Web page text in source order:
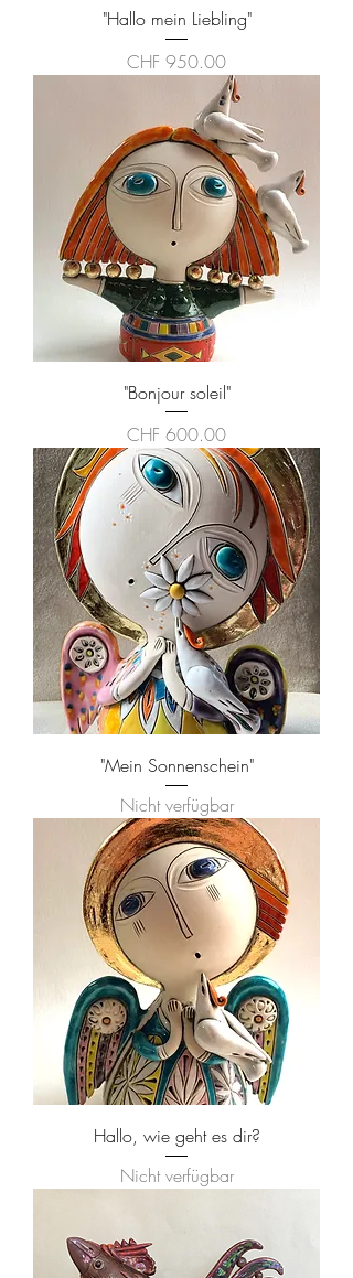
"Hallo mein Liebling"
Preis
CHF 950.00
"Bonjour soleil"
Preis
CHF 600.00
"Mein Sonnenschein"
Nicht verfügbar
Hallo, wie geht es dir?
Nicht verfügbar